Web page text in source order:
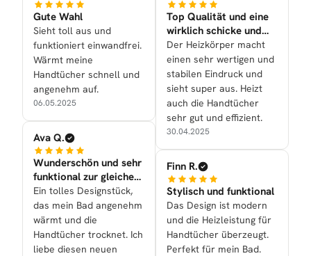
Gute Wahl
Sieht toll aus und
funktioniert einwandfrei.
Wärmt meine
Handtücher schnell und
angenehm auf.
06.05.2025
Ava Q.
Wunderschön und sehr
funktional zur gleichen
Zeit nun bei uns
Ein tolles Designstück,
das mein Bad angenehm
wärmt und die
Handtücher trocknet. Ich
liebe diesen neuen
Top Qualität und eine
wirklich schicke und
sehr tolle Optik nun
Der Heizkörper macht
einen sehr wertigen und
stabilen Eindruck und
sieht super aus. Heizt
auch die Handtücher
sehr gut und effizient.
30.04.2025
Finn R.
Stylisch und funktional
Das Design ist modern
und die Heizleistung für
Handtücher überzeugt.
Perfekt für mein Bad.